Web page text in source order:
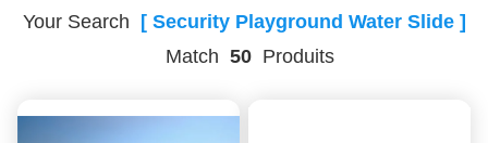
Your Search [ Security Playground Water Slide ]
Match 50Produits